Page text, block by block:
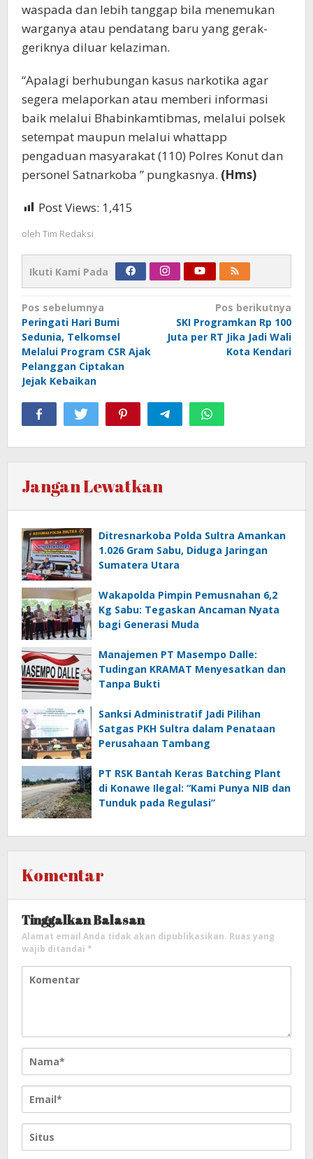
waspada dan lebih tanggap bila menemukan
warganya atau pendatang baru yang gerak-
geriknya diluar kelaziman.
“Apalagi berhubungan kasus narkotika agar
segera melaporkan atau memberi informasi
baik melalui Bhabinkamtibmas, melalui polsek
setempat maupun melalui whattapp
pengaduan masyarakat (110) Polres Konut dan
personel Satnarkoba ” pungkasnya. (Hms)
Post Views: 1,415
oleh Tim Redaksi
Ikuti Kami Pada
Navigasi
pos
Pos sebelumnya
Peringati Hari Bumi
Sedunia, Telkomsel
Melalui Program CSR Ajak
Pelanggan Ciptakan
Jejak Kebaikan
Pos berikutnya
SKI Programkan Rp 100
Juta per RT Jika Jadi Wali
Kota Kendari
Jangan Lewatkan
Ditresnarkoba Polda Sultra Amankan
1.026 Gram Sabu, Diduga Jaringan
Sumatera Utara
Wakapolda Pimpin Pemusnahan 6,2
Kg Sabu: Tegaskan Ancaman Nyata
bagi Generasi Muda
Manajemen PT Masempo Dalle:
Tudingan KRAMAT Menyesatkan dan
Tanpa Bukti
Sanksi Administratif Jadi Pilihan
Satgas PKH Sultra dalam Penataan
Perusahaan Tambang
PT RSK Bantah Keras Batching Plant
di Konawe Ilegal: “Kami Punya NIB dan
Tunduk pada Regulasi”
Komentar
Tinggalkan Balasan
Alamat email Anda tidak akan dipublikasikan. Ruas yang
wajib ditandai *